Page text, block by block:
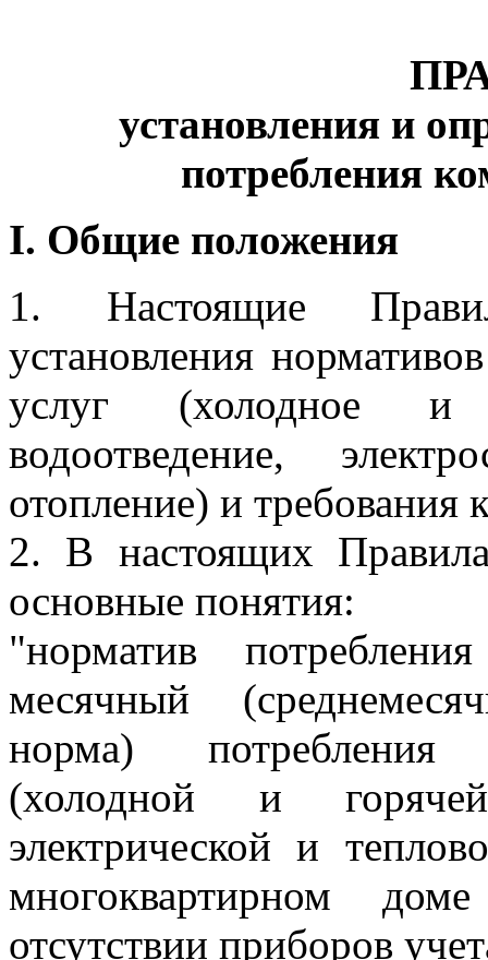
установления и
потребления
I. Общие положения
1. Настоящие
установления
услуг (холодное и
водоотведение,
отопление) и
2. В настоящих
основные понятия:
"норматив
месячный
норма) потребления
(холодной и
электрической и
многоквартирном
отсутствии приборов